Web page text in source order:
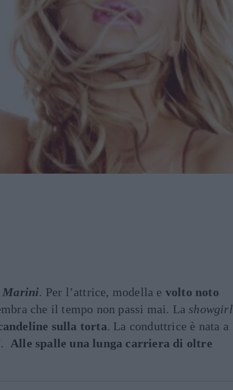
Marini. Per l’attrice, modella e volto noto
che il tempo non passi mai. Lashowgirl
sulla torta. La conduttrice è nata a
Alle spalle una lunga carriera di oltre